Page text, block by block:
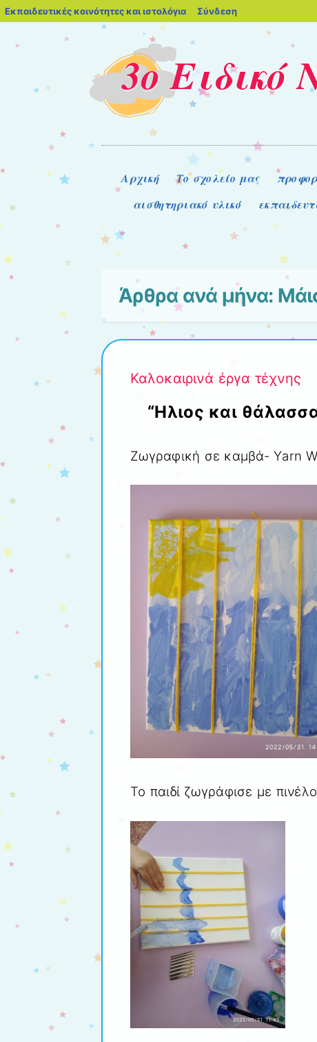
Εκπαιδευτικές κοινότητες και ιστολόγια blogs.sch.gr
Σύνδεση
3ο Ειδικό
Μενού
Μετάβαση στο περιεχόμενο
Αρχική Το σχολείο μας
αισθητηριακό υλικό
Άρθρα ανά μήνα:
Καλοκαιρινά έργα τέχνης
“Ηλιος και
Ζωγραφική σε καμβά- Υarn
Το παιδί ζωγράφισε με